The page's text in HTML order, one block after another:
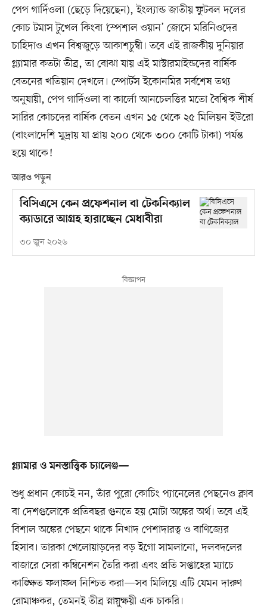
পেপ গার্দিওলা (ছেড়ে দিয়েছেন), ইংল্যান্ড জাতীয় ফুটবল দলের
কোচ টমাস টুখেল কিংবা ‘স্পেশাল ওয়ান’ জোসে মরিনিওদের
চাহিদাও এখন বিশ্বজুড়ে আকাশচুম্বী। তবে এই রাজকীয় দুনিয়ার
গ্ল্যামার কতটা তীব্র, তা বোঝা যায় এই মাস্টারমাইন্ডদের বার্ষিক
বেতনের খতিয়ান দেখলে। স্পোর্টস ইকোনমির সর্বশেষ তথ্য
অনুযায়ী, পেপ গার্দিওলা বা কার্লো আনচেলত্তির মতো বৈশ্বিক শীর্ষ
সারির কোচদের বার্ষিক বেতন এখন ১৫ থেকে ২৫ মিলিয়ন ইউরো
(বাংলাদেশি মুদ্রায় যা প্রায় ২০০ থেকে ৩০০ কোটি টাকা) পর্যন্ত
হয়ে থাকে!
আরও পড়ুন
বিসিএসে কেন প্রফেশনাল বা টেকনিক্যাল
ক্যাডারে আগ্রহ হারাচ্ছেন মেধাবীরা
৩০ জুন ২০২৬
গ্ল্যামার ও মনস্তাত্ত্বিক চ্যালেঞ্জ—
শুধু প্রধান কোচই নন, তাঁর পুরো কোচিং প্যানেলের পেছনেও ক্লাব
বা দেশগুলোকে প্রতিবছর গুনতে হয় মোটা অঙ্কের অর্থ। তবে এই
বিশাল অঙ্কের পেছনে থাকে নিখাদ পেশাদারত্ব ও বাণিজ্যের
হিসাব। তারকা খেলোয়াড়দের বড় ইগো সামলানো, দলবদলের
বাজারে সেরা কম্বিনেশন তৈরি করা এবং প্রতি সপ্তাহের ম্যাচে
কাঙ্ক্ষিত ফলাফল নিশ্চিত করা—সব মিলিয়ে এটি যেমন দারুণ
রোমাঞ্চকর, তেমনই তীব্র স্নায়ুক্ষয়ী এক চাকরি।